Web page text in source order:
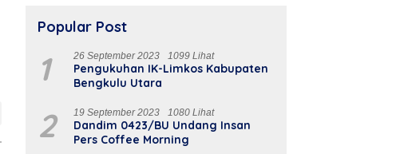
Popular Post
1 26 September 2023 1099 Lihat
Pengukuhan IK-Limkos Kabupaten
Bengkulu Utara
2 19 September 2023 1080 Lihat
Dandim 0423/BU Undang Insan
Pers Coffee Morning